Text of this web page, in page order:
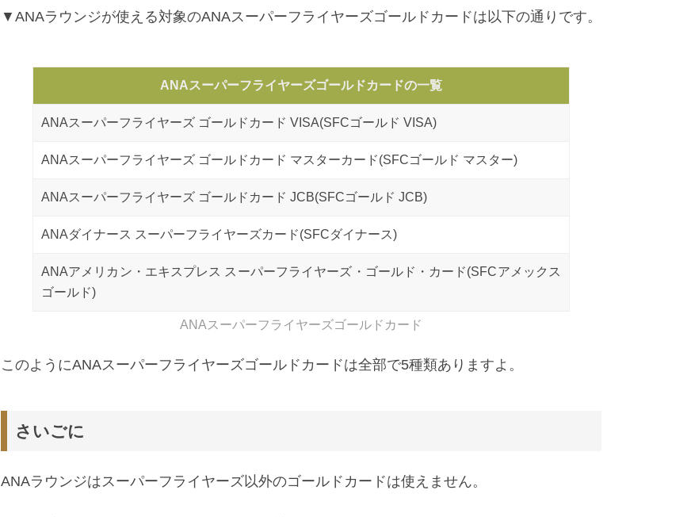
▼ANAラウンジが使える対象のANAスーパーフライヤーズゴールドカードは以下の通りです。
ANAスーパーフライヤーズゴールドカードの一覧
ANAスーパーフライヤーズ ゴールドカード VISA(SFCゴールド VISA)
ANAスーパーフライヤーズ ゴールドカード マスターカード(SFCゴールド マスター)
ANAスーパーフライヤーズ ゴールドカード JCB(SFCゴールド JCB)
ANAダイナース スーパーフライヤーズカード(SFCダイナース)
ANAアメリカン・エキスプレス スーパーフライヤーズ・ゴールド・カード(SFCアメックス
ゴールド)
ANAスーパーフライヤーズゴールドカード
このようにANAスーパーフライヤーズゴールドカードは全部で5種類ありますよ。
さいごに
ANAラウンジはスーパーフライヤーズ以外のゴールドカードは使えません。